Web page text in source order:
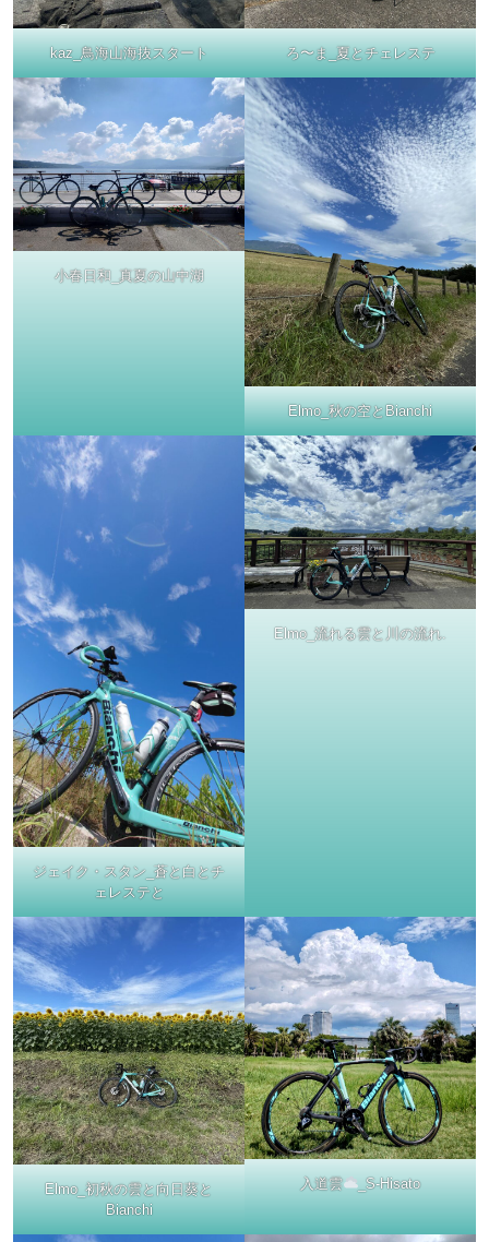
kaz_鳥海山海抜スタート ろ〜ま_夏とチェレステ
小春日和_真夏の山中湖
Elmo_秋の空とBianchi
ジェイク・スタン_蒼と白とチ
ェレステと
Elmo_流れる雲と川の流れ.
Elmo_初秋の雲と向日葵と
Bianchi
入道雲 _S-Hisato